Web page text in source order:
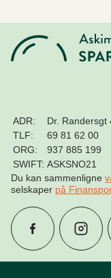
ADR:
Dr. Randersgt
TLF:
69 81 62 00
ORG:
937 885 199
SWIFT: ASKSNO21
Du kan sammenligne
selskaper på